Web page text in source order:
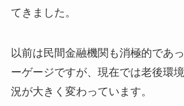
てきました。
以前は民間金融機関も消極的であ
ーゲージですが、現在では老後環
況が大きく変わっています。